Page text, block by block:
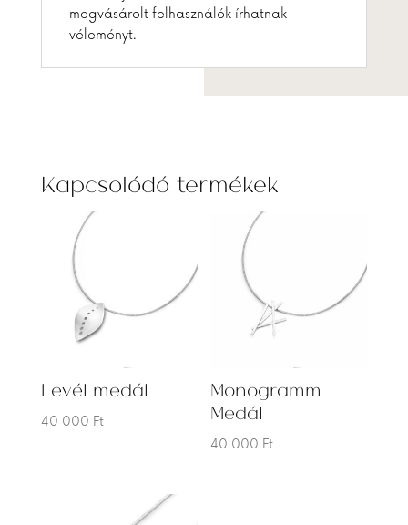
megvásárolt felhasználók írhatnak
véleményt.
Kapcsolódó termékek
Levél medál
40 000 Ft
Monogramm
Medál
40 000 Ft